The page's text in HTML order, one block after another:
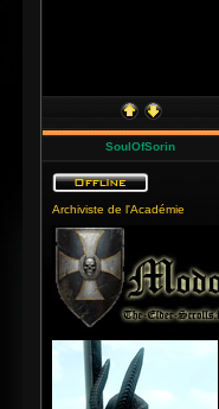
SoulOfSorin
Archiviste de l'Académie